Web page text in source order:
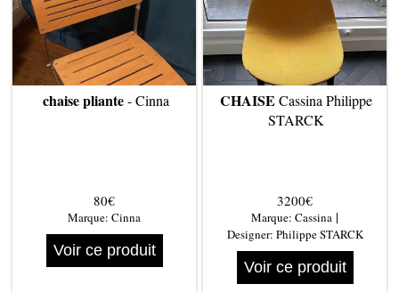
chaise pliante- Cinna
80€
Marque: Cinna
Voir ce produit
CHAISE Cassina Philippe
STARCK
3200€
Marque: Cassina |
Designer: Philippe STARCK
Voir ce produit